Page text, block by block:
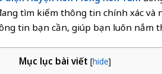
tìm kiếm thông tin chính xác và
tin bạn cần, giúp bạn luôn nắm
Mục lục bài viết [hide]